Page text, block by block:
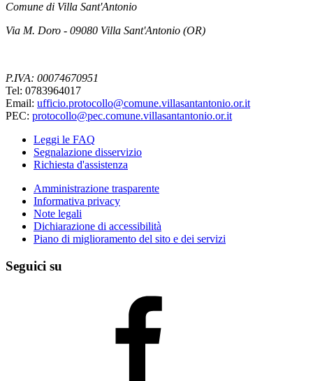
Comune di Villa Sant'Antonio
Via M. Doro - 09080 Villa Sant'Antonio (OR)
P.IVA: 00074670951
Tel: 0783964017
Email: ufficio.protocollo@comune.villasantantonio.or.it
PEC: protocollo@pec.comune.villasantantonio.or.it
Leggi le FAQ
Segnalazione disservizio
Richiesta d'assistenza
Amministrazione trasparente
Informativa privacy
Note legali
Dichiarazione di accessibilità
Piano di miglioramento del sito e dei servizi
Seguici su